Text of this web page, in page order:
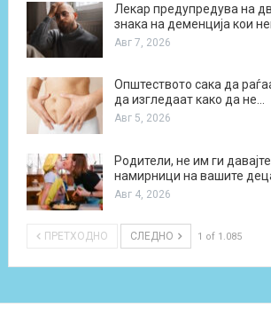
Лекар предупредува на
знака на деменција кои
Авг 7, 2026
Општеството сака да
да изгледаат како да не…
Авг 5, 2026
Родители, не им ги
намирници на вашите
Авг 4, 2026
ПРЕТХОДНО СЛЕДНО 1 of 1.085